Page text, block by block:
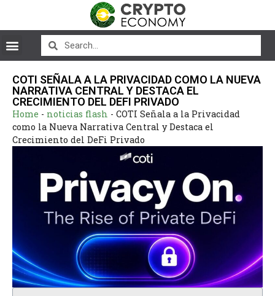
COTI SEÑALA A LA PRIVACIDAD COMO LA NUEVA
NARRATIVA CENTRAL Y DESTACA EL
CRECIMIENTO DEL DEFI PRIVADO
Home - noticias flash - COTI Señala a la Privacidad
como la Nueva Narrativa Central y Destaca el
Crecimiento del DeFi Privado